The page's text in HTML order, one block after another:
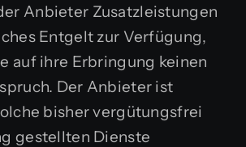
Anbieter Zusatzleistungen
Entgelt zur Verfügung,
auf ihre Erbringung keinen
Der Anbieter ist
bisher vergütungsfrei
gestellten Dienste